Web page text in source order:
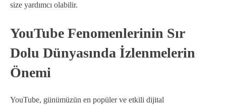
size yardımcı olabilir.
YouTube Fenomenlerinin Sır
Dolu Dünyasında İzlenmelerin
Önemi
YouTube, günümüzün en popüler ve etkili dijital